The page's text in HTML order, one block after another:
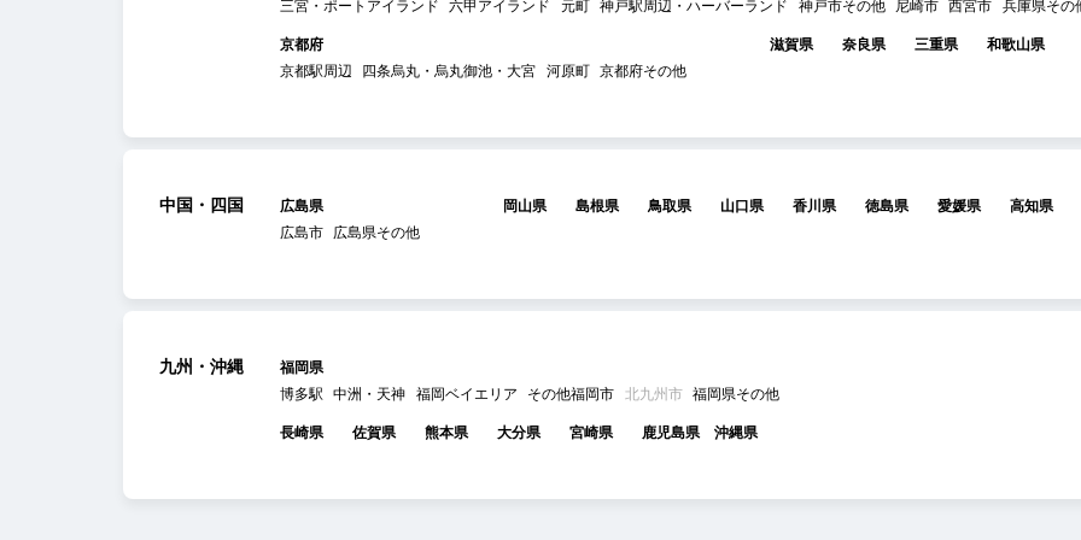
三宮・ポートアイランド 六甲アイランド 元町 神戸駅周辺・ハーバーランド 神戸市その他 尼崎市 西宮市 兵庫県その
京都府
京都駅周辺
四条烏丸・烏丸御池・大宮 河原町 京都府その他
滋賀県 奈良県 三重県 和歌山県
中国・四国
広島県
広島市
広島県その他
岡山県 島根県 鳥取県 山口県 香川県 徳島県 愛媛県 高知県
九州・沖縄
福岡県
博多駅
中洲・天神 福岡ベイエリア その他福岡市 北九州市 福岡県その他
長崎県 佐賀県 熊本県 大分県 宮崎県 鹿児島県 沖縄県